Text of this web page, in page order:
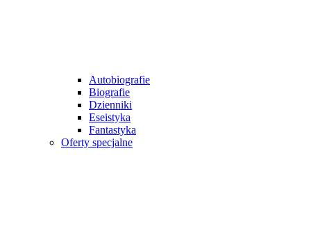
Autobiografie
Biografie
Dzienniki
Eseistyka
Fantastyka
Oferty specjalne